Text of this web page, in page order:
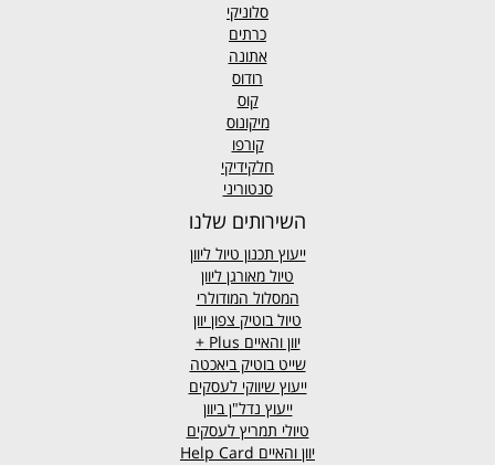
סלוניקי
כרתים
אתונה
רודוס
קוס
מיקונוס
קורפו
חלקידיקי
סנטוריני
השירותים שלנו
ייעוץ תכנון טיול ליוון
טיול מאורגן ליוון
המסלול המודולרי
טיול בוטיק צפון יוון
יוון והאיים Plus +
שייט בוטיק ביאכטה
ייעוץ שיווקי לעסקים
ייעוץ נדל"ן ביוון
טיולי תמריץ לעסקים
יוון והאיים Help Card